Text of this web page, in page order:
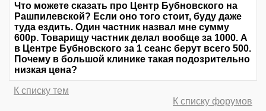
Что можете сказать про Центр Бубновского на
Рашпилевской? Если оно того стоит, буду даже
туда ездить. Один частник назвал мне сумму
600р. Товарищу частник делал вообще за 1000. А
в Центре Бубновского за 1 сеанс берут всего 500.
Почему в большой клинике такая подозрительно
низкая цена?
К списку тем
К списку форумов